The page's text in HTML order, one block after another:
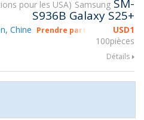
pour les USA Samsung SM-
S936B Galaxy S25+
USD1
100pièces
Chine Prendre part à gsmX Hong
Détails